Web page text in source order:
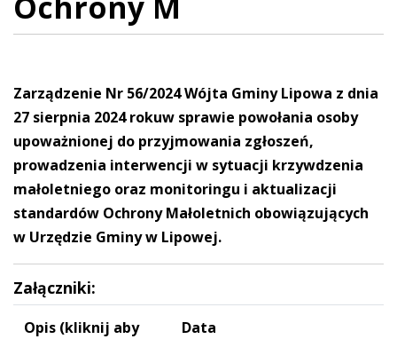
Zarządzenie Nr 56/2024 Wójta Gminy Lipowa z dnia
27 sierpnia 2024 rokuw sprawie powołania osoby
upoważnionej do przyjmowania zgłoszeń,
prowadzenia interwencji w sytuacji krzywdzenia
małoletniego oraz monitoringu i aktualizacji
standardów Ochrony Małoletnich obowiązujących
w Urzędzie Gminy w Lipowej.
Załączniki:
Opis (kliknij aby
Data